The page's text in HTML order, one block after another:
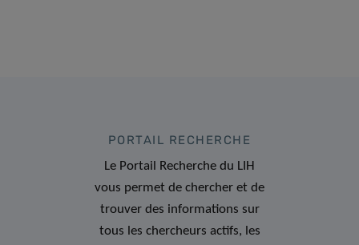
PORTAIL RECHERCHE
Le Portail Recherche du LIH
vous permet de chercher et de
trouver des informations sur
tous les chercheurs actifs, les